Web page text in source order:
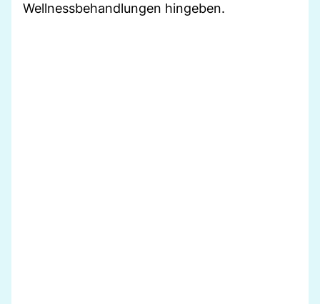
Wellnessbehandlungen hingeben.